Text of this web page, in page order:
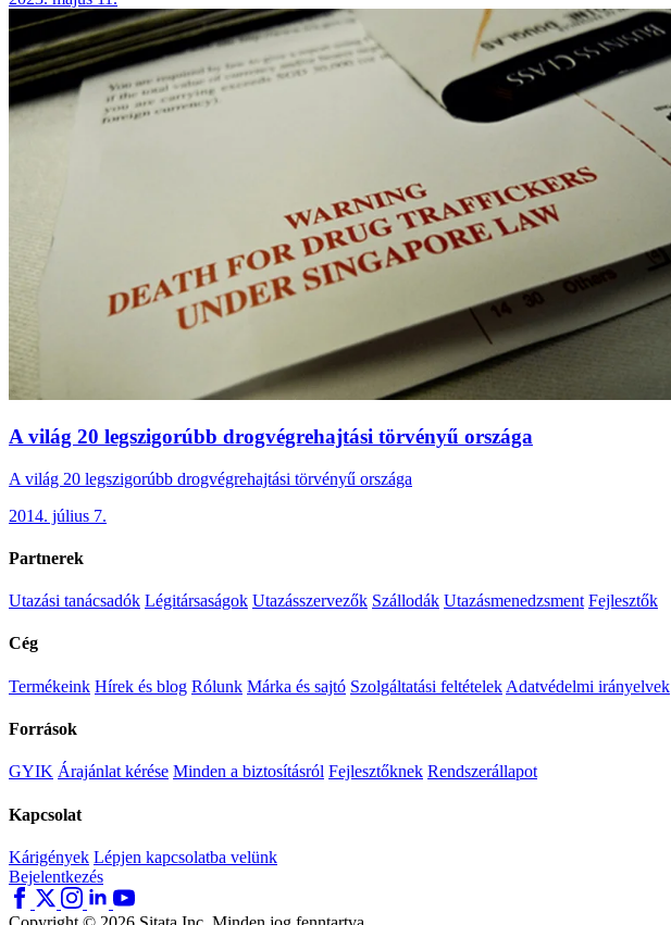
A világ 20 legszigorúbb drogvégrehajtási törvényű országa
A világ 20 legszigorúbb drogvégrehajtási törvényű országa
2014. július 7.
Partnerek
Utazási tanácsadók Légitársaságok Utazásszervezők Szállodák Utazásmenedzsment Fejlesztők
Cég
Termékeink Hírek és blog Rólunk Márka és sajtó Szolgáltatási feltételek Adatvédelmi irányelvek
Források
GYIK Árajánlat kérése Minden a biztosításról Fejlesztőknek Rendszerállapot
Kapcsolat
Kárigények Lépjen kapcsolatba velünk
Bejelentkezés